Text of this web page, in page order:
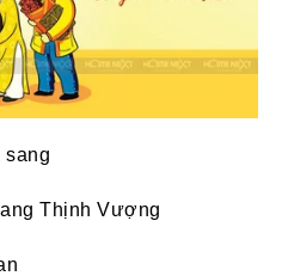
sang
Thịnh Vượng